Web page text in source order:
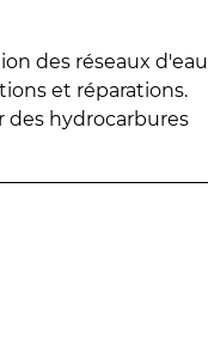
des réseaux d'eau
et réparations.
des hydrocarbures